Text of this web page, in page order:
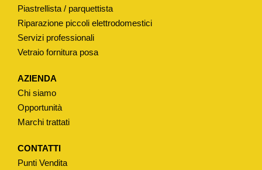
5
9
M
M
n
Piastrellista / parquettista
Riparazione piccoli elettrodomestici
Servizi professionali
Vetraio fornitura posa
AZIENDA
Chi siamo
Opportunità
Marchi trattati
CONTATTI
Punti Vendita